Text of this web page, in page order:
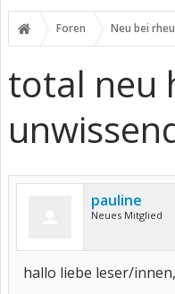
Foren Neu bei
total neu
pauline
Neues Mitglied
hallo liebe leser/innen,